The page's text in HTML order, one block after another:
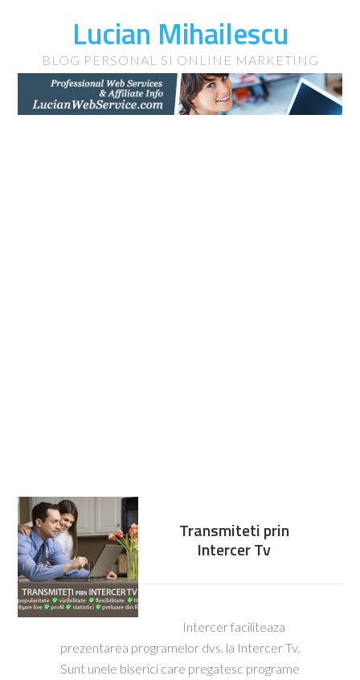
Lucian Mihailescu
BLOG PERSONAL SI ONLINE MARKETING
Transmiteti prin
Intercer Tv
Intercer faciliteaza
prezentarea programelor dvs. la Intercer Tv.
Sunt unele biserici care pregatesc programe